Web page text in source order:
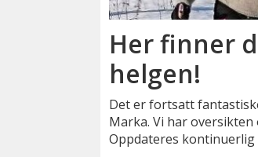
Her finner
helgen!
Det er fortsatt
Marka. Vi har
Oppdateres kontinuerlig